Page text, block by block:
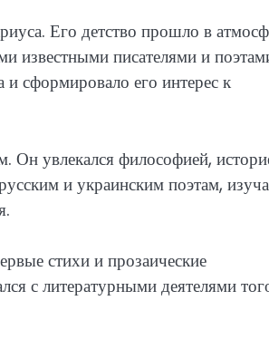
Его детство прошло в
известными писателями и
сформировало его интерес к
увлекался философией,
и украинским поэтам,
стихи и прозаические
с литературными деятелями